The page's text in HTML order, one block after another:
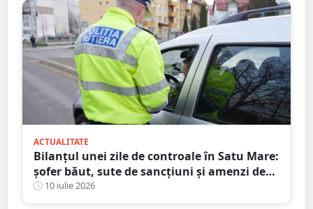
ACTUALITATE
Bilanțul unei zile de controale în Satu Mare:
șofer băut, sute de sancțiuni și amenzi de
peste 86.000 de lei
10 iulie 2026